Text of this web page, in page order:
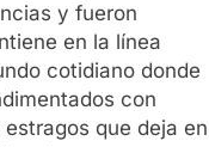
y fueron
en la línea
cotidiano donde
con
que deja en